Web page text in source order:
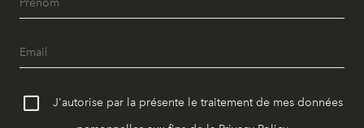
J'autorise par la présente le traitement de mes données